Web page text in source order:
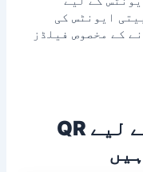
ایونٹس کی
کے مخصوص فیلڈز
پوسٹ‑ایونٹ سرویز کے لیے QR